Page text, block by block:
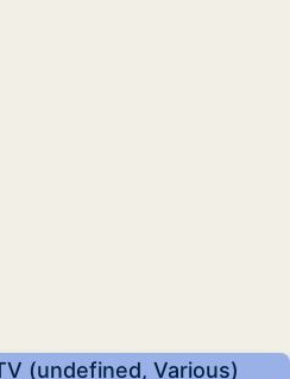
(undefined, Various)